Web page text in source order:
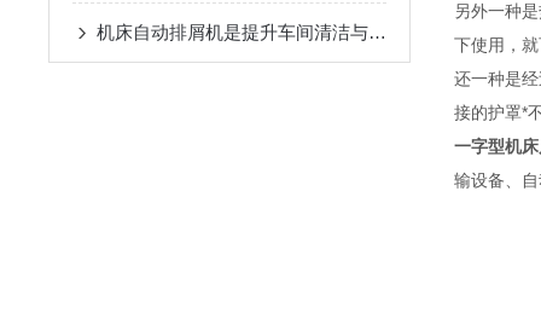
机床自动排屑机是提升车间清洁与效率的设备
另外一种
下使用，
还一种是
接的护罩*
一字型机
输设备、